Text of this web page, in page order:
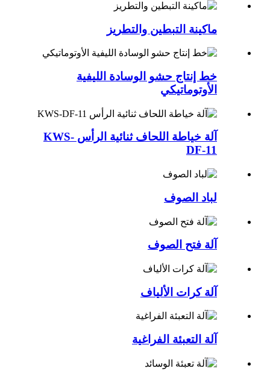
ماكينة التبطين والتطريز
خط إنتاج حشو الوسادة الليفية
الأوتوماتيكي
آلة خياطة اللحاف ثنائية الرأس KWS-
DF-11
لباد الصوف
آلة فتح الصوف
آلة كرات الألياف
آلة التعبئة الفراغية